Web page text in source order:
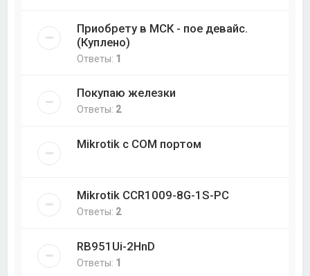
Приобрету в МСК - пое девайс.
(Куплено)
Ответы: 1
Покупаю железки
Ответы: 2
Mikrotik с COM портом
Mikrotik CCR1009-8G-1S-PC
Ответы: 2
RB951Ui-2HnD
Ответы: 1